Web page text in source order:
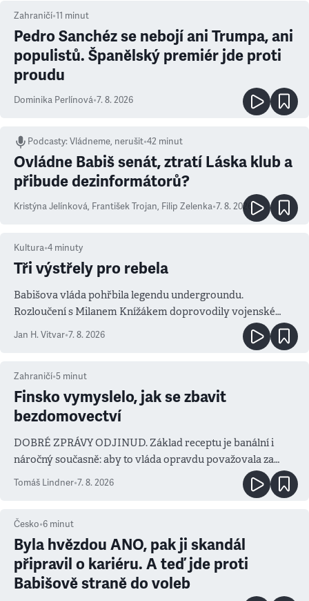
Zahraničí•11 minut
Pedro Sanchéz se nebojí ani Trumpa, ani
populistů. Španělský premiér jde proti
proudu
Dominika Perlínová•7. 8. 2026
Podcasty:Vládneme, nerušit•42 minut
Ovládne Babiš senát, ztratí Láska klub a
přibude dezinformátorů?
Kristýna Jelínková, František Trojan, Filip Zelenka•7. 8. 2026
Kultura•4 minuty
Tři výstřely pro rebela
Babišova vláda pohřbila legendu undergroundu.
Rozloučení s Milanem Knížákem doprovodily vojenské
salvy i kritika pokrokářů
Jan H. Vitvar•7. 8. 2026
Zahraničí•5 minut
Finsko vymyslelo, jak se zbavit
bezdomovectví
DOBRÉ ZPRÁVY ODJINUD. Základ receptu je banální i
náročný současně: aby to vláda opravdu považovala za
prioritu
Tomáš Lindner•7. 8. 2026
Česko•6 minut
Byla hvězdou ANO, pak ji skandál
připravil o kariéru. A teď jde proti
Babišově straně do voleb